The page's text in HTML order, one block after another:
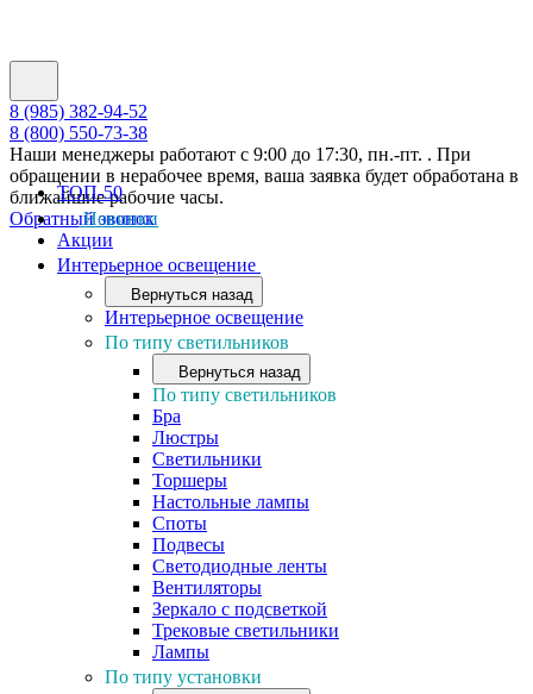
8 (985) 382-94-52
8 (800) 550-73-38
Наши менеджеры работают с 9:00 до 17:30, пн.-пт. . При
обращении в нерабочее время, ваша заявка будет обработана в
ближайшие рабочие часы.
Обратный звонок
ТОП-50
Новинки
Акции
Интерьерное освещение
Вернуться назад
Интерьерное освещение
По типу светильников
Вернуться назад
По типу светильников
Бра
Люстры
Светильники
Торшеры
Настольные лампы
Споты
Подвесы
Светодиодные ленты
Вентиляторы
Зеркало с подсветкой
Трековые светильники
Лампы
По типу установки